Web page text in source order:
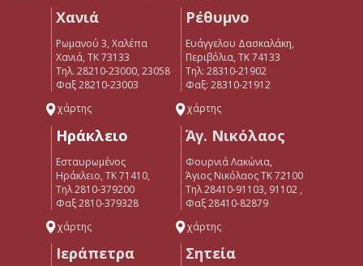
Χανιά
Ρωμανού 3, Χαλέπα
Χανιά, ΤΚ 73133
Τηλ. 28210-23000, 23058
Φαξ 28210-23003
χάρτης
Ρέθυμνο
Ευάγγελου Δασκαλάκη,
Περιβόλια, ΤΚ 74133
Tηλ: 28310-21902
Φαξ: 28310-21912
χάρτης
Ηράκλειο
Εσταυρωμένος
Ηράκλειο, ΤΚ 71410,
Τηλ 2810-379200
Φαξ 2810-379328
χάρτης
Άγ. Νικόλαος
Φουρνιά Λακώνια,
Άγιος Νικόλαος ΤΚ 72100
Τηλ 28410-91103, 91102 ,
Φαξ 28410-82879
χάρτης
Ιεράπετρα Σητεία